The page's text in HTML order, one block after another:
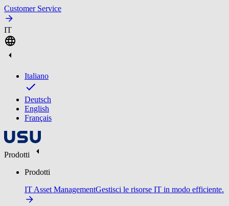
Customer Service
IT
Italiano
Deutsch
English
Français
Prodotti
Prodotti
IT Asset ManagementGestisci le risorse IT in modo efficiente.